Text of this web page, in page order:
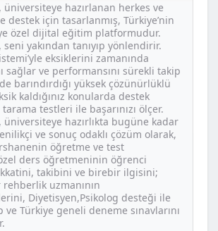
hazırlanan herkes ve
destek için tasarlanmış, Türkiye’nin
özel dijital eğitim platformudur.
yakından tanıyıp yönlendirir.
eksiklerini zamanında
sağlar ve performansını sürekli takip
barındırdığı yüksek çözünürlüklü
kaldığınız konularda destek
testleri ile başarınızı ölçer.
hazırlıkta bugüne kadar
ve sonuç odaklı çözüm olarak,
öğretme ve test
ders öğretmeninin öğrenci
takibini ve birebir ilgisini;
uzmanının
Diyetisyen,Psikolog desteği ile
Türkiye geneli deneme sınavlarını